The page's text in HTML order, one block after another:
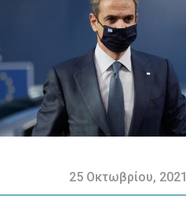
25 Οκτωβρίου, 2021